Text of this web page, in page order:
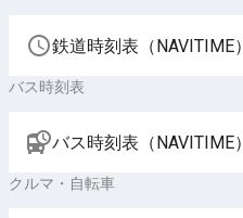
鉄道時刻表（NAVITIME）
バス時刻表
バス時刻表（NAVITIME）
クルマ・自転車